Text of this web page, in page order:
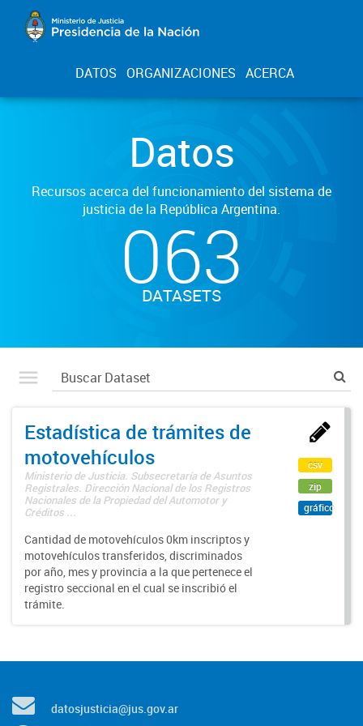
DATOS ORGANIZACIONES ACERCA
Datos
Recursos acerca del funcionamiento del sistema de
justicia de la República Argentina.
063
DATASETS
Estadística de trámites de
motovehículos
Ministerio de Justicia. Subsecretaría de Asuntos
Registrales. Dirección Nacional de los Registros
Nacionales de la Propiedad del Automotor y
Créditos ...
Cantidad de motovehículos 0km inscriptos y
motovehículos transferidos, discriminados
por año, mes y provincia a la que pertenece el
registro seccional en el cual se inscribió el
trámite.
csv
zip
gráfico
datosjusticia@jus.gov.ar